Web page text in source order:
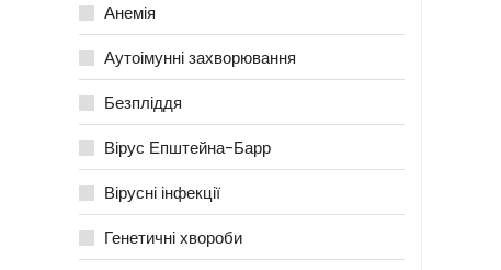
Анемія
Аутоімунні захворювання
Безпліддя
Вірус Епштейна-Барр
Вірусні інфекції
Генетичні хвороби